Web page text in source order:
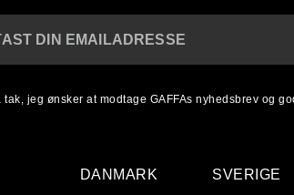
DIN EMAILADRESSE
tak, jeg ønsker at modtage GAFFAs nyhedsbrev og
DANMARK SVERIGE